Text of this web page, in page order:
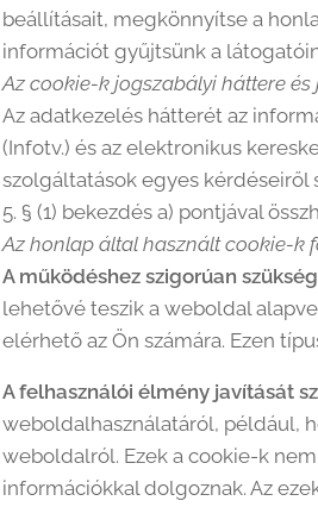
beállításait, megkönnyítse a
információt gyűjtsünk a
Az cookie-k jogszabályi háttere és
Az adatkezelés hátterét az
(Infotv.) és az elektronikus
szolgáltatások egyes kérdéseiről
5. § (1) bekezdés a) pontjával
Az honlap által használt cookie-k
A működéshez szigorúan
lehetővé teszik a weboldal
elérhető az Ön számára. Ezen
A felhasználói élmény javítását
weboldalhasználatáról, például,
weboldalról. Ezek a cookie-k
információkkal dolgoznak. Az